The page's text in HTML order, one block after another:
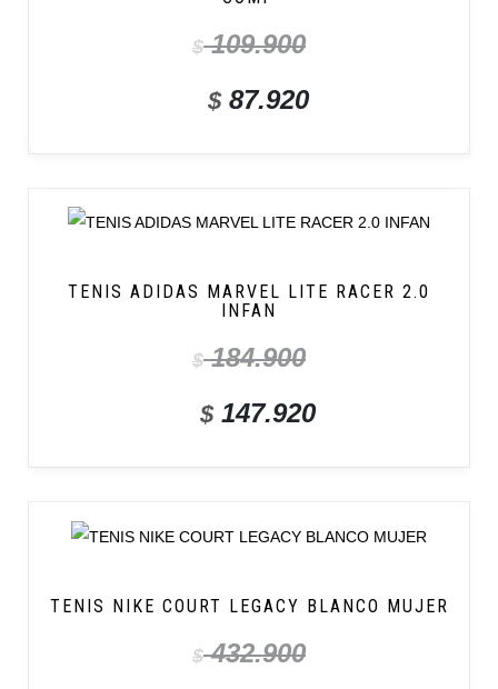
$109.900
$87.920
TENIS ADIDAS MARVEL LITE RACER 2.0
INFAN
$184.900
$147.920
TENIS NIKE COURT LEGACY BLANCO MUJER
$432.900